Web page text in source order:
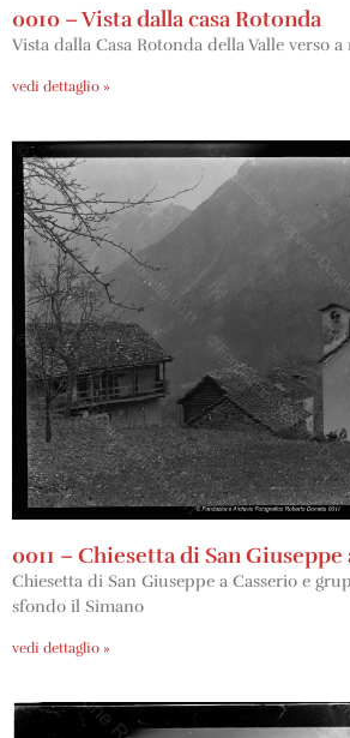
0010 – Vista dalla casa Rotonda
Vista dalla Casa Rotonda della Valle verso
vedi dettaglio »
0011 – Chiesetta di San Giuseppe
Chiesetta di San Giuseppe a Casserio e
sfondo il Simano
vedi dettaglio »